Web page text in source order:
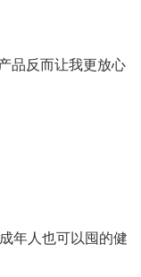
品反而让我更放心
年人也可以囤的健